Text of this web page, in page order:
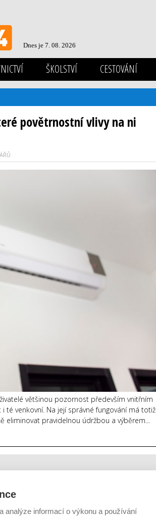
Dnes je 7. 08. 2026
ŠKOLSTVÍ CESTOVÁNÍ
povětrnostní vlivy na ni
většinou pozornost především vnitřním
té venkovní. Na její správné fungování má totiž
pravidelnou údržbou a výběrem...
analýze informací o výkonu a používání